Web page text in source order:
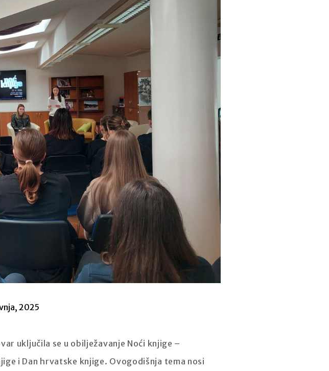
2025
uključila se u obilježavanje Noći knjige –
i Dan hrvatske knjige. Ovogodišnja tema nosi